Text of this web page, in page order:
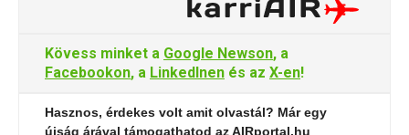
Kövess minket a Google Newson, a
Facebookon, a LinkedInen és az X-en!
Hasznos, érdekes volt amit olvastál? Már egy
újság árával támogathatod az AIRportal.hu